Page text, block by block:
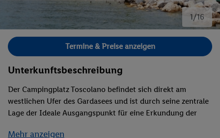
1/16
Bild 1 von 16.
Termine & Preise anzeigen
Unterkunftsbeschreibung
Der Campingplatz Toscolano befindet sich direkt am
westlichen Ufer des Gardasees und ist durch seine zentrale
Lage der Ideale Ausgangspunkt für eine Erkundung der
am Strand. Wenn Sie lieber körperlich aktiv sein möchten,
Mehr anzeigen